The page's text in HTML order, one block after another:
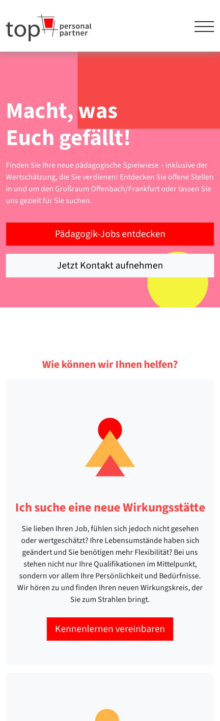
Macht, was
Euch gefällt!
Finden Sie Ihre neue pädagogische Spielwiese – inklusive der
Wertschätzung, die Sie verdienen! Entdecken Sie offene Stellen
in und um den Großraum Offenbach/Frankfurt oder lassen Sie
uns gezielt für Sie suchen.
Pädagogik-Jobs entdecken
Jetzt Kontakt aufnehmen
Wie können wir Ihnen helfen?
Ich suche eine neue Wirkungsstätte
Sie lieben Ihren Job, fühlen sich jedoch nicht gesehen
oder wertgeschätzt? Ihre Lebensumstände haben sich
geändert und Sie benötigen mehr Flexibilität? Bei uns
stehen nicht nur Ihre Qualifikationen im Mittelpunkt,
sondern vor allem Ihre Persönlichkeit und Bedürfnisse.
Wir hören zu und finden Ihren neuen Wirkungskreis, der
Sie zum Strahlen bringt.
Kennenlernen vereinbaren